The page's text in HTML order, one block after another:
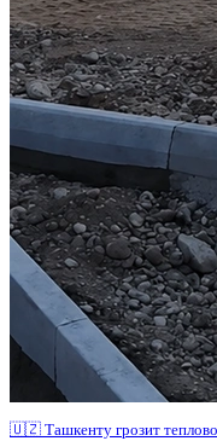
🇺🇿 Ташкенту грозит